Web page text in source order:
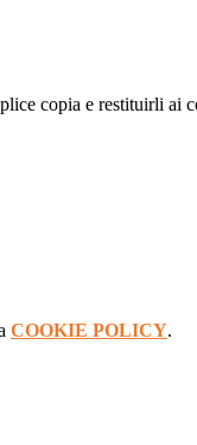
copia e restituirli ai
COOKIE POLICY.